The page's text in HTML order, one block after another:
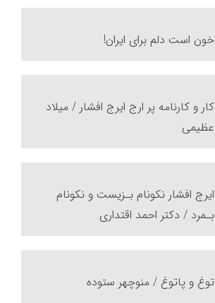
خون است دلم برای ایران!
کار و کارنامه پر ارج ایرج افشار / میلاد
عظیمی
ایرج افشار نکونام بـزیست و نکونام
بـمرد / دکتر احمد اقتداری
توغ و پاتوغ / منوچهر ستوده